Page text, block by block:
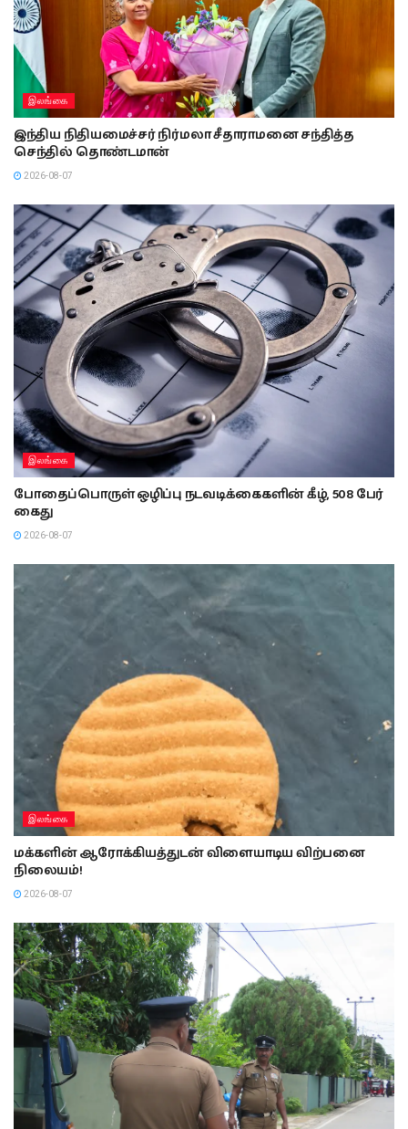
இலங்கை
இந்திய நிதியமைச்சர் நிர்மலா சீதாராமனை சந்தித்த
செந்தில் தொண்டமான்
2026-08-07
இலங்கை
போதைப்பொருள் ஒழிப்பு நடவடிக்கைகளின் கீழ், 508 பேர்
கைது
2026-08-07
இலங்கை
மக்களின் ஆரோக்கியத்துடன் விளையாடிய விற்பனை
நிலையம்!
2026-08-07